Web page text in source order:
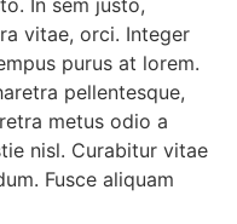
In sem justo,
vitae, orci. Integer
purus at lorem.
pellentesque,
metus odio a
nisl. Curabitur vitae
Fusce aliquam